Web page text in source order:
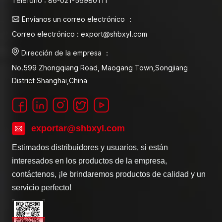
Envíanos un correo electrónico ：
Correo electrónico : export@shbxyl.com
Dirección de la empresa ：
No.599 Zhongqiang Road, Maogang Town,Songjiang
District Shanghai,China
exportar@shbxyl.com
Estimados distribuidores y usuarios, si están
interesados en los productos de la empresa,
contáctenos, ¡le brindaremos productos de calidad y un
servicio perfecto!